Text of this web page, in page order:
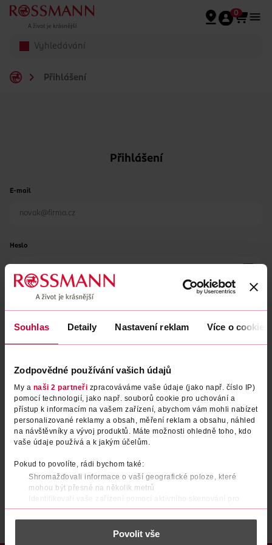
Souhlas Detaily Nastavení reklam Více o cookies
Zodpovědné používání vašich údajů
My a naši 2 partneři zpracováváme vaše údaje (jako např. číslo IP)
pomocí technologií, jako např. souborů cookie pro uchování a
přístup k informacím na vašem zařízení, abychom vám mohli nabízet
personalizované reklamy a obsah, měření reklam a obsahu, náhled
na návštěvníky a vývoj produktů. Máte možnosti ohledně toho, kdo
vaše údaje používá a k jakým účelům.
Pokud to povolíte, rádi bychom také:
Shromažďovali informace o vaší geografické poloze, které
mohou být přesné na několik metrů
Identifikovali vaše zařízení pomocí aktivního skenování pro
konkrétní charakteristiky (otisk prstu)
Zjistěte více o tom, jak zpracováváme vaše osobní údaje, a nastavte
části s podrobnostmi . Svůj souhlas můžete kdykoliv
Povolit vše
Přeskočit na hlavmní obsah
0
Přihlášení
Přihlášení
E-mail
Heslo
Zapomenuté heslo
PŘIHLÁSIT SE
Po registraci se stáváte členem ROSSMANN CLUBu a můžete čerpat výhody naplno. Zjistit více